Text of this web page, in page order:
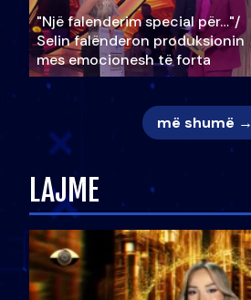
"Një falenderim special për…"/
Selin falënderon produksionin
mes emocionesh të forta
më shumë →
LAJME